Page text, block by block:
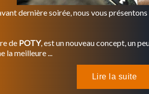
dernière soirée, nous vous
de POTY, est un nouveau concept, un
la meilleure ...